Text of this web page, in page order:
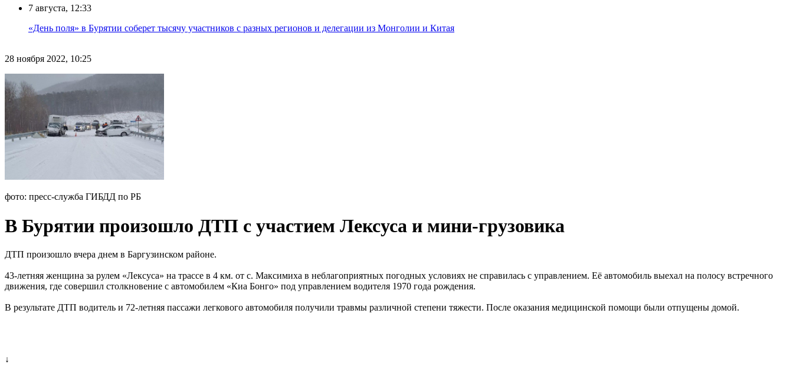
7 августа, 12:33
«День поля» в Бурятии соберет тысячу участников с разных регионов и делегации из Монголии и Китая
28 ноября 2022, 10:25
фото: пресс-служба ГИБДД по РБ
В Бурятии произошло ДТП с участием Лексуса и мини-грузовика
ДТП произошло вчера днем в Баргузинском районе.
43-летняя женщина за рулем «Лексуса» на трассе в 4 км. от с. Максимиха в неблагоприятных погодных условиях не справилась с управлением. Её автомобиль выехал на полосу встречного
движения, где совершил столкновение с автомобилем «Киа Бонго» под управлением водителя 1970 года рождения.
В результате ДТП водитель и 72-летняя пассажи легкового автомобиля получили травмы различной степени тяжести. После оказания медицинской помощи были отпущены домой.
↓